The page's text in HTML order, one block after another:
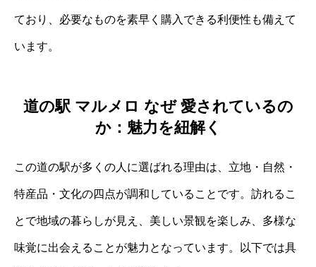
ており、必要なものを素早く購入できる利便性も備えて
います。
道の駅 マルメロ なぜ 愛されているの
か：魅力を紐解く
この道の駅が多くの人に選ばれる理由は、立地・自然・
特産品・文化の四点が調和していることです。訪れるこ
とで地域の暮らしが見え、美しい景観を楽しみ、多様な
味覚に出会えることが魅力となっています。以下では具